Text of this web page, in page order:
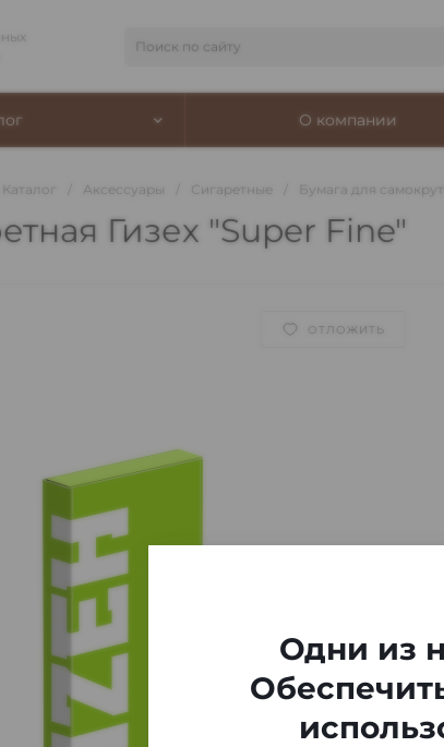
О компании
Каталог Аксессуары Сигаретные Бумага для
Гизех "Super Fine"
ОТЛОЖИТЬ
Одни из